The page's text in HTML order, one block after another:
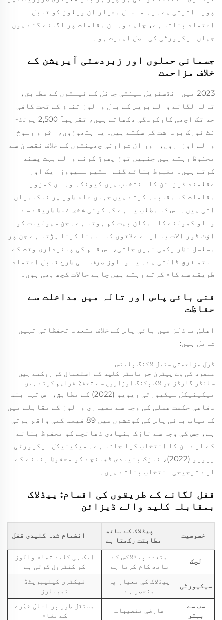
پورا اترتی ہے۔ یہ مسلسل معیار ان ویلوز کو قابل
اعتماد بناتا ہے، چاہے وہ ان مقامات پر لگائے گئے ہوں
جہاں سیکیورٹی کی اصل اہمیت ہو۔
جسمانی حملوں اور زبردستی آپریشن کے
خلاف مزاحمت
2023 میں انڈسٹریل سیفٹی جرنل کے ٹیسٹوں کے مطابق،
تالہ لگانے والے بریس کے بال والوز تناؤ کے تحت کافی
حد تک اچھی کارکردگی دکھاتے ہیں، تقریباً 2,500 پونڈ-
فٹ ٹورک برداشت کر سکتے ہیں۔ یہ ہتھوڑوں، اثر و رسوخ
والے اوزاروں، اور ان شرارتی چھینٹوں کے خلاف نقصان سے
محفوظ رہتے ہیں جنہیں توڑ پھوڑ کرنے والے بہت پسند
کرتے ہیں۔ مضبوط بنائے گئے اسٹیم سلیووز ایک اور
عقلمند ڈیزائن کا انتخاب ہیں کیونکہ وہ ان کمزور
مقامات کا مقابلہ کرتے ہیں جہاں عام طور پر ناکامیاں
آتی ہیں۔ اس کا مطلب یہ ہے کہ کوئی شخص غلط طریقے سے
والو کھولنے کا امکان بہت کم ہوتا ہے۔ جن سہولیات کو
آؤٹ ڈور آلات یا ایسے علاقوں کا سامنا کرنا پڑتا ہے جن پر
مسلسل نظر رکھی نہیں جاتی، اس قسم کی پائیداری وقت کے
ساتھ فرق ڈالتی ہے۔ یہ والوز صرف اسی طرح قابل اعتماد
طریقے سے کام کرتے رہتے ہیں چاہے حالات کچھ بھی ہوں۔
فنی بائی پاس اور تالہ میں مداخلت سے
حفاظت
اعلیٰ ماڈلز میں بائی پاس کے خلاف متعدد تحفظاتی تہیں
شامل ہیں:
ڈرل مزاحمتی سٹیل لاکنگ پلیٹس
منفرد کی وے پیٹرن جو ماسٹر کلید کے استعمال کو روکتے ہیں
سلنڈر گارڈز جو لاک پکنگ اوزاروں سے تحفظ فراہم کرتے ہیں
میکینیکل سیکیورٹی ریویو (2022) کے مطابق، اس تہہ بند
دفاعی حکمت عملی کی وجہ سے معیاری والوز کے مقابلے میں
کامیاب بائی پاس کی کوششوں میں 89 فیصد کمی واقع ہوتی
ہے، جس کی وجہ سے نازک بنیادی ڈھانچے کو محفوظ بنانے
کے لیے ان کا انتخاب کیا جاتا ہے۔ میکینیکل سیکیورٹی
ریویو
(2022)، نازک بنیادی ڈھانچے کو محفوظ بنانے کے
لیے ترجیحی انتخاب بناتے ہیں۔
قفل لگانے کے طریقوں کی اقسام: پیڈلاک
بمقابلہ کلید والے ڈیزائن
خصوصیت
پیڈلاک کے ساتھ
مطابقت رکھتا ہے
انضمام شدہ کلیدی قفل
لچک
متعدد پیڈلاکس کے
ساتھ کام کرتا ہے
ایک ہی کلید تمام والوز
کو کنٹرول کرتی ہے
سیکیورٹی
پیڈلاک کی معیار پر
منحصر ہے
فیکٹری کیلیبریٹڈ
ٹمببلرز
سب سے
بہتر
عارضی تنصیبات
مستقل طور پر اعلیٰ خطرے
کے نظام